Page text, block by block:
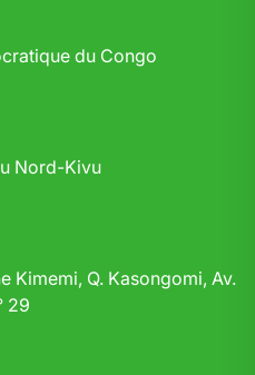
du Congo
Nord-Kivu
Kimemi, Q. Kasongomi, Av.
29